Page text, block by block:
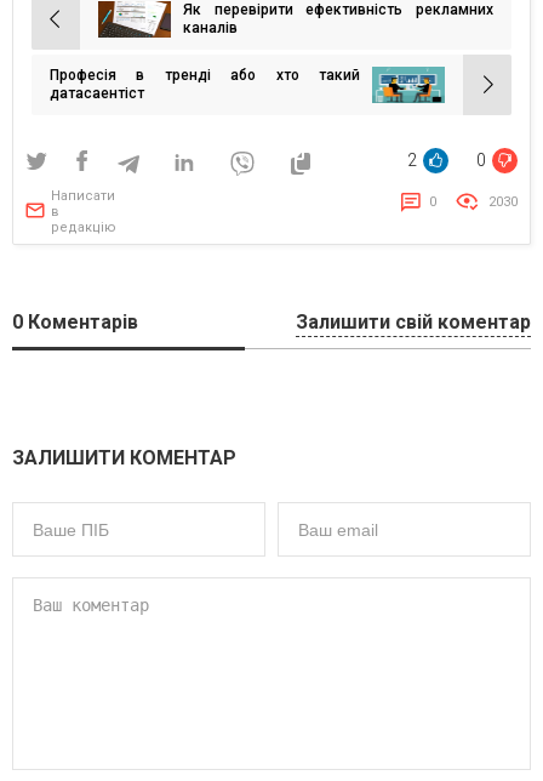
Навігація
записів
Як перевірити ефективність рекламних
каналів
Професія в тренді або хто такий
датасаентіст
2 0
Написати
в
редакцію
0 2030
0 Коментарів Залишити свій коментар
ЗАЛИШИТИ КОМЕНТАР